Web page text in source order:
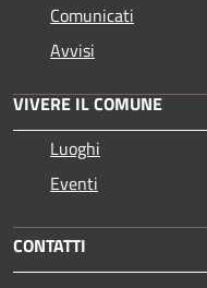
Comunicati
Avvisi
VIVERE IL COMUNE
Luoghi
Eventi
CONTATTI